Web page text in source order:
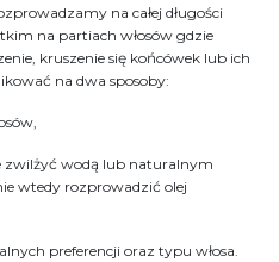
na całej długości
na partiach włosów gdzie
kruszenie się końcówek lub ich
na dwa sposoby:
zwilżyć wodą lub naturalnym
wtedy rozprowadzić olej
preferencji oraz typu włosa.